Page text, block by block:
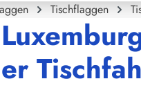
Tischflaggen